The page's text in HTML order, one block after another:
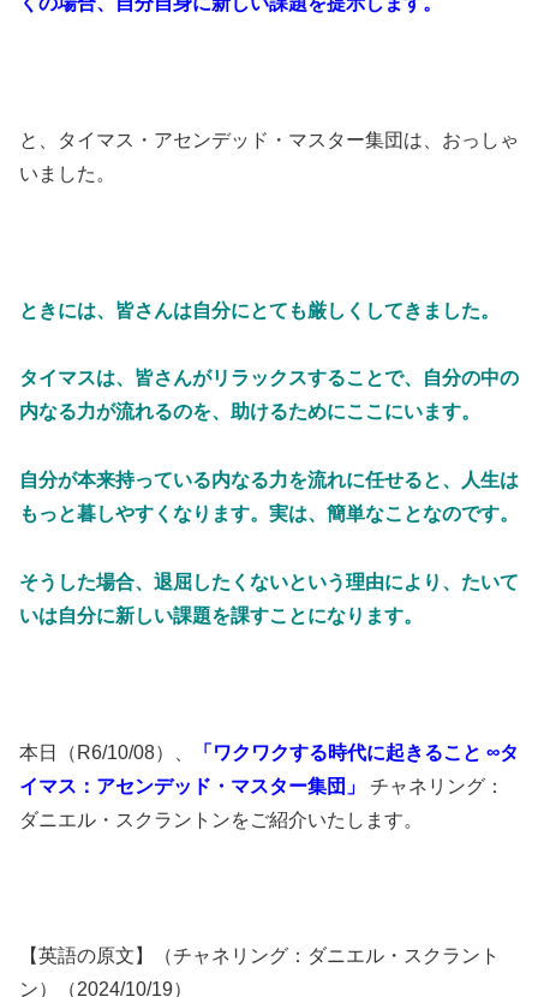
と、タイマス・アセンデッド・マスター集団は、おっしゃ
いました。
ときには、皆さんは自分にとても厳しくしてきました。
タイマスは、皆さんがリラックスすることで、自分の中の
内なる力が流れるのを、助けるためにここにいます。
自分が本来持っている内なる力を流れに任せると、人生は
もっと暮しやすくなります。実は、簡単なことなのです。
そうした場合、退屈したくないという理由により、たいて
いは自分に新しい課題を課すことになります。
本日（R6/10/08）、
「ワクワクする時代に起きること ∞タ
イマス：アセンデッド・マスター集団」
チャネリング：
ダニエル・スクラントンをご紹介いたします。
【英語の原文】（チャネリング：ダニエル・スクラント
ン）（2024/10/19）